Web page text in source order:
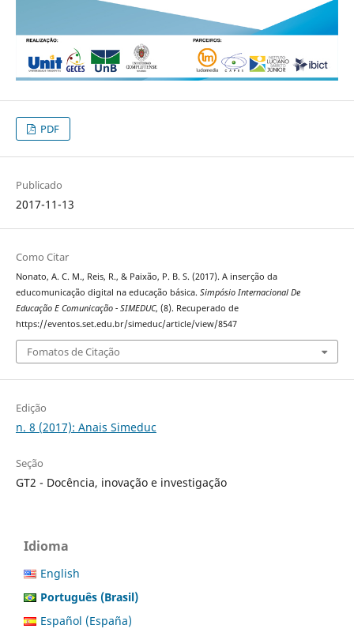
PDF
Publicado
2017-11-13
Como Citar
Nonato, A. C. M., Reis, R., & Paixão, P. B. S. (2017). A inserção da
educomunicação digital na educação básica. Simpósio Internacional De
Educação E Comunicação - SIMEDUC, (8). Recuperado de
https://eventos.set.edu.br/simeduc/article/view/8547
Fomatos de Citação
Edição
n. 8 (2017): Anais Simeduc
Seção
GT2 - Docência, inovação e investigação
Idioma
English
Português (Brasil)
Español (España)